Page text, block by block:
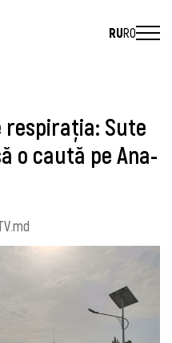
RURO
respirația: Sute
o caută pe Ana-